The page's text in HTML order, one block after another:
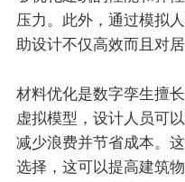
压力。此外，通过模拟
助设计不仅高效而且对
材料优化是数字孪生擅
虚拟模型，设计人员可
减少浪费并节省成本。
选择，这可以提高建筑